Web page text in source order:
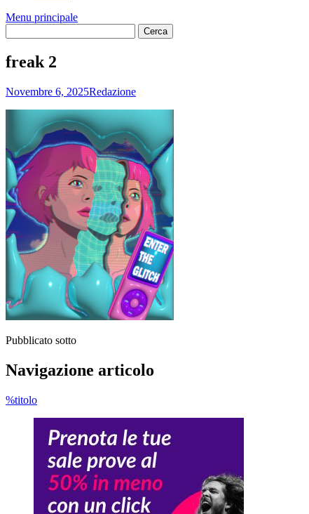
Menu principale
freak 2
Novembre 6, 2025Redazione
Pubblicato sotto
Navigazione articolo
%titolo